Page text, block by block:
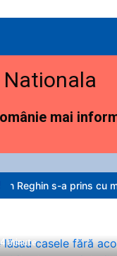
mai
s-a prins cu mâna
4 minute